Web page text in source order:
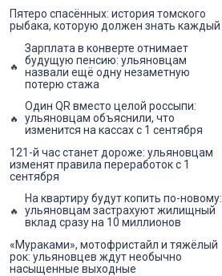
Пятеро спасённых: история томского
рыбака, которую должен знать каждый
Зарплата в конверте отнимает
будущую пенсию: ульяновцам
назвали ещё одну незаметную
потерю стажа
Один QR вместо целой россыпи:
ульяновцам объяснили, что
изменится на кассах с 1 сентября
121-й час станет дороже: ульяновцам
изменят правила переработок с 1
сентября
На квартиру будут копить по-новому:
ульяновцам застрахуют жилищный
вклад сразу на 10 миллионов
«Мураками», мотофристайл и тяжёлый
рок: ульяновцев ждут необычно
насыщенные выходные